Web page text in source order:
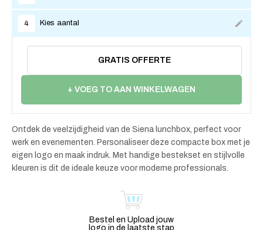
4 Kies aantal
GRATIS OFFERTE
+ VOEG TO AAN WINKELWAGEN
Ontdek de veelzijdigheid van de Siena lunchbox, perfect voor
werk en evenementen. Personaliseer deze compacte box met je
eigen logo en maak indruk. Met handige bestekset en stijlvolle
kleuren is dit de ideale keuze voor moderne professionals.
Bestel en Upload jouw
logo in de laatste stap